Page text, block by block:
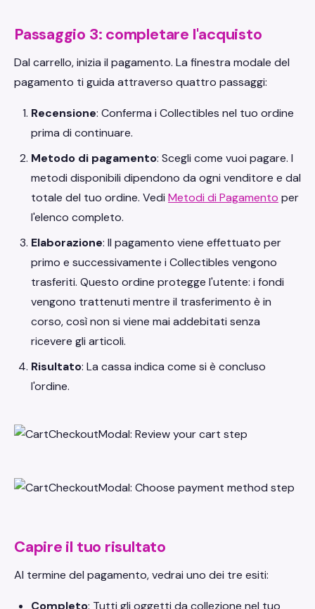
Passaggio 3: completare l'acquisto
Dal carrello, inizia il pagamento. La finestra modale del
pagamento ti guida attraverso quattro passaggi:
Recensione: Conferma i Collectibles nel tuo ordine
prima di continuare.
Metodo di pagamento: Scegli come vuoi pagare. I
metodi disponibili dipendono da ogni venditore e dal
totale del tuo ordine. Vedi Metodi di Pagamento per
l'elenco completo.
Elaborazione: Il pagamento viene effettuato per
primo e successivamente i Collectibles vengono
trasferiti. Questo ordine protegge l'utente: i fondi
vengono trattenuti mentre il trasferimento è in
corso, così non si viene mai addebitati senza
ricevere gli articoli.
Risultato: La cassa indica come si è concluso
l'ordine.
Capire il tuo risultato
Al termine del pagamento, vedrai uno dei tre esiti:
Completo: Tutti gli oggetti da collezione nel tuo